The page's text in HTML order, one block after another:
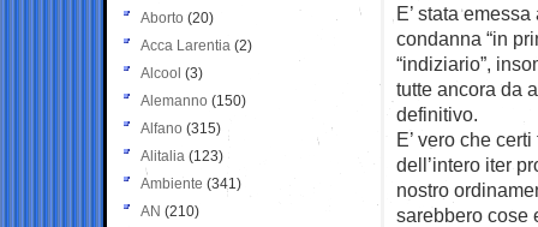
E’ stata
condanna “in
“indiziario”,
tutte ancora da
definitivo.
E’ vero che
dell’intero iter
nostro
sarebbero cose
Aborto (20)
Acca Larentia (2)
Alcool (3)
Alemanno (150)
Alfano (315)
Alitalia (123)
Ambiente (341)
AN (210)